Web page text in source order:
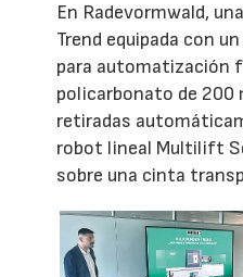
En Radevormwald,
Trend equipada con
para automatización
policarbonato de 200
retiradas
robot lineal Multilift
sobre una cinta